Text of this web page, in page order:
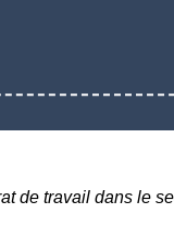
de travail dans le